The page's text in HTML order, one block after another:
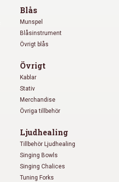
Blås
Munspel
Blåsinstrument
Övrigt blås
Övrigt
Kablar
Stativ
Merchandise
Övriga tillbehör
Ljudhealing
Tillbehör Ljudhealing
Singing Bowls
Singing Chalices
Tuning Forks